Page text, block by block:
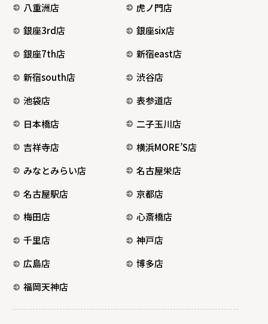
八重洲店
虎ノ門店
銀座3rd店
銀座six店
銀座7th店
新宿east店
新宿south店
渋谷店
池袋店
表参道店
日本橋店
二子玉川店
吉祥寺店
横浜MORE’S店
みなとみらい店
名古屋栄店
名古屋駅店
京都店
梅田店
心斎橋店
千里店
神戸店
広島店
博多店
福岡天神店